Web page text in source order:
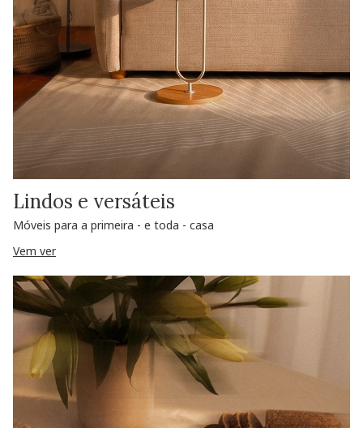
Lindos e versáteis
Móveis para a primeira - e toda - casa
Vem ver